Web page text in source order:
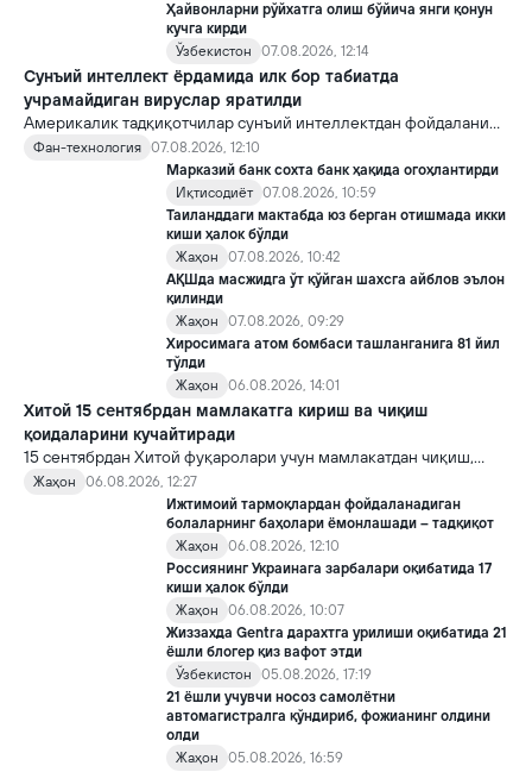
Ҳайвонларни рўйхатга олиш бўйича янги қонун
кучга кирди
Ўзбекистон
07.08.2026, 12:14
Сунъий интеллект ёрдамида илк бор табиатда
учрамайдиган вируслар яратилди
Америкалик тадқиқотчилар сунъий интеллектдан фойдаланиб
16 та вирус яратди. Бу кашфиёт янги ютуқларга умид уйғотиш
билан бирга, ундан нотўғри мақсадда фойдаланиш борасидаги
хавотирларни ҳам кучайтирмоқда.
Фан-технология 07.08.2026, 12:10
Марказий банк сохта банк ҳақида огоҳлантирди
Иқтисодиёт 07.08.2026, 10:59
Таиланддаги мактабда юз берган отишмада икки
киши ҳалок бўлди
Жаҳон
07.08.2026, 10:42
АҚШда масжидга ўт қўйган шахсга айблов эълон
қилинди
Жаҳон
07.08.2026, 09:29
Хиросимага атом бомбаси ташланганига 81 йил
тўлди
Жаҳон
06.08.2026, 14:01
Хитой 15 сентябрдан мамлакатга кириш ва чиқиш
қоидаларини кучайтиради
15 сентябрдан Хитой фуқаролари учун мамлакатдан чиқиш,
хорижликлар учун эса Хитойга кириш тартиби бўйича янги
қоидалар кучга киради.
Жаҳон
06.08.2026, 12:27
Ижтимоий тармоқлардан фойдаланадиган
болаларнинг баҳолари ёмонлашади – тадқиқот
Жаҳон
06.08.2026, 12:10
Россиянинг Украинага зарбалари оқибатида 17
киши ҳалок бўлди
Жаҳон
06.08.2026, 10:07
Жиззахда Gentra дарахтга урилиши оқибатида 21
ёшли блогер қиз вафот этди
Ўзбекистон
05.08.2026, 17:19
21 ёшли учувчи носоз самолётни
автомагистралга қўндириб, фожианинг олдини
олди
Жаҳон
05.08.2026, 16:59